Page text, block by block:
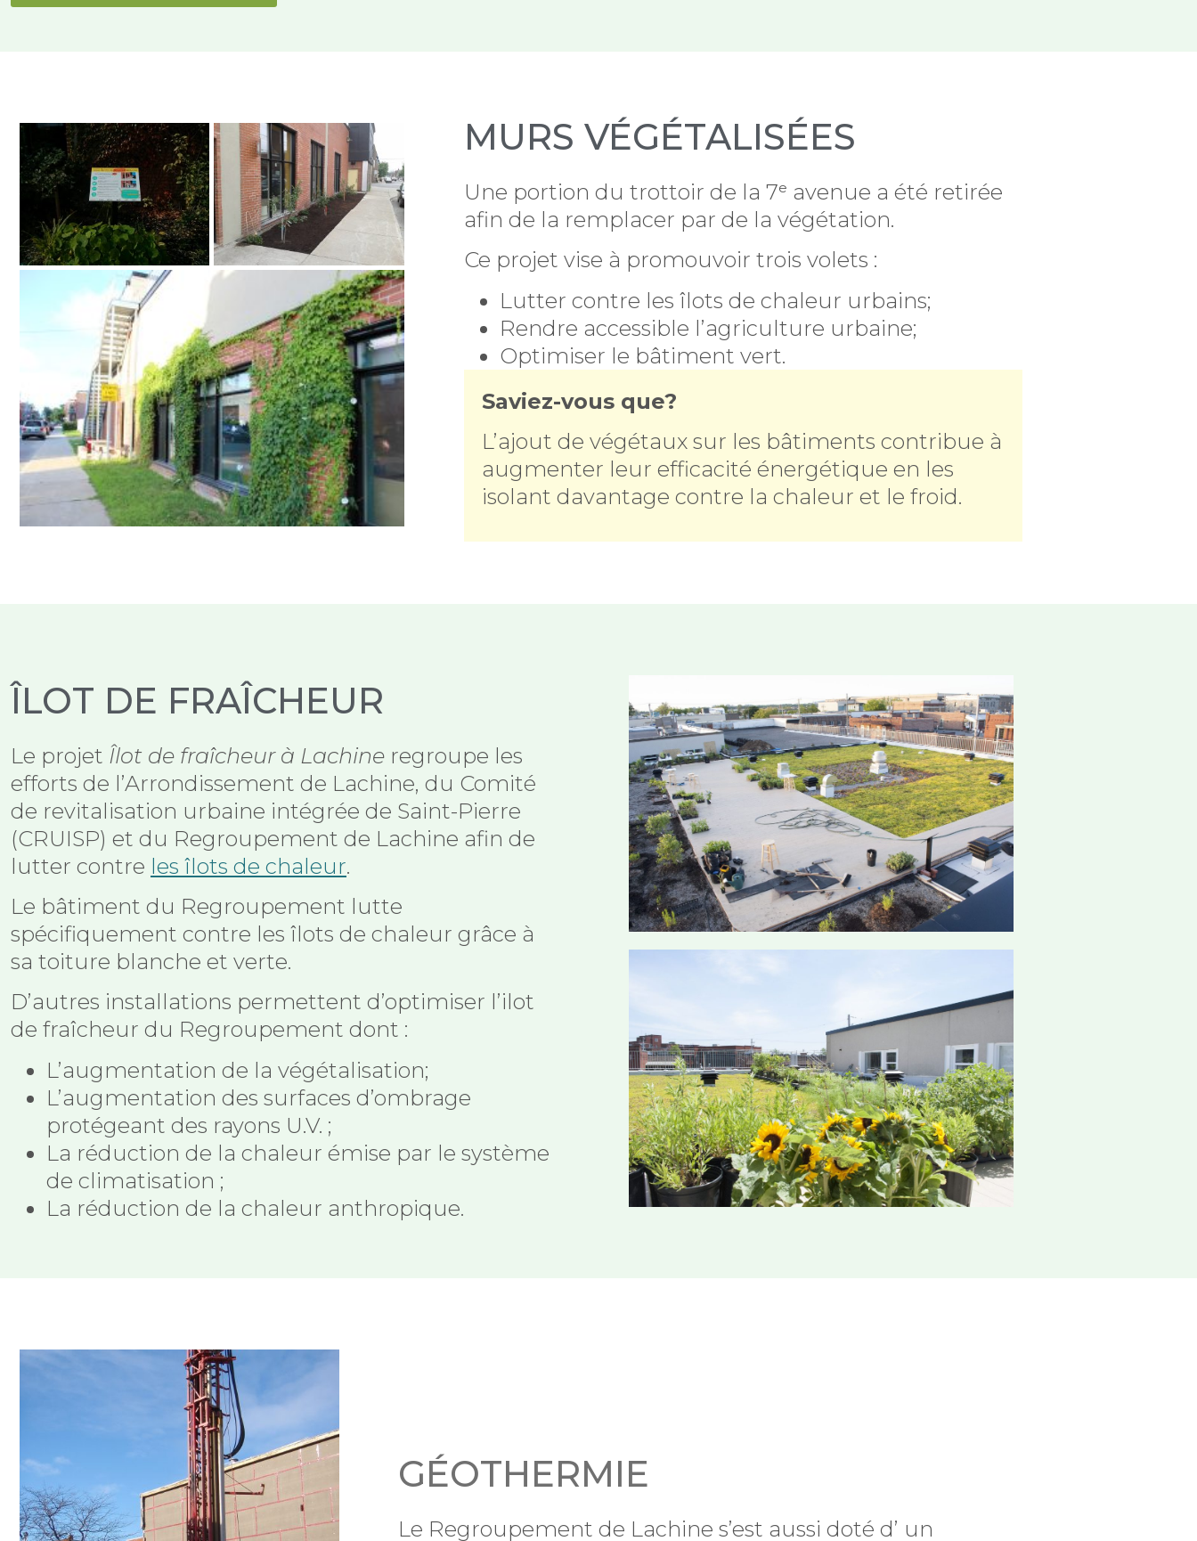
MURS VÉGÉTALISÉES
Une portion du trottoir de la 7ᵉ avenue a été retirée
afin de la remplacer par de la végétation.
Ce projet vise à promouvoir trois volets :
Lutter contre les îlots de chaleur urbains;
Rendre accessible l’agriculture urbaine;
Optimiser le bâtiment vert.
Saviez-vous que?
L’ajout de végétaux sur les bâtiments contribue à
augmenter leur efficacité énergétique en les
isolant davantage contre la chaleur et le froid.
ÎLOT DE FRAÎCHEUR
Le projet Îlot de fraîcheur à Lachine regroupe les
efforts de l’Arrondissement de Lachine, du Comité
de revitalisation urbaine intégrée de Saint-Pierre
(CRUISP) et du Regroupement de Lachine afin de
lutter contre les îlots de chaleur.
Le bâtiment du Regroupement lutte
spécifiquement contre les îlots de chaleur grâce à
sa toiture blanche et verte.
D’autres installations permettent d’optimiser l’ilot
de fraîcheur du Regroupement dont :
L’augmentation de la végétalisation;
L’augmentation des surfaces d’ombrage
protégeant des rayons U.V. ;
La réduction de la chaleur émise par le système
de climatisation ;
La réduction de la chaleur anthropique.
GÉOTHERMIE
Le Regroupement de Lachine s’est aussi doté d’ un